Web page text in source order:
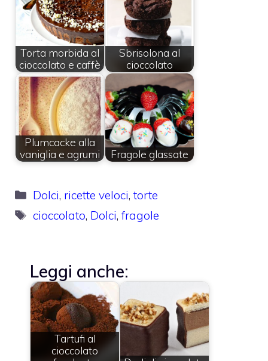
Torta morbida al
cioccolato e caffè
Sbrisolona al
cioccolato
Plumcacke alla
vaniglia e agrumi
Fragole glassate
Categorie
Dolci, ricette veloci,torte
Tag
cioccolato, Dolci,fragole
Leggi anche:
Tartufi al
cioccolato